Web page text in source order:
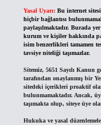
Yasal Uyarı: Bu internet
hiçbir bağlantısı
paylaşılmaktadır. Burada
kurum ve kişiler hakkında
isim benzerlikleri tamamen
tavsiye niteliği taşımazlar.
Sitemiz, 5651 Sayılı
tarafından onaylanmış bir
sitedeki içerikleri proaktif
bulunmamaktadır. Ancak,
taşımakta olup, siteye üye
Hukuka ve yasal